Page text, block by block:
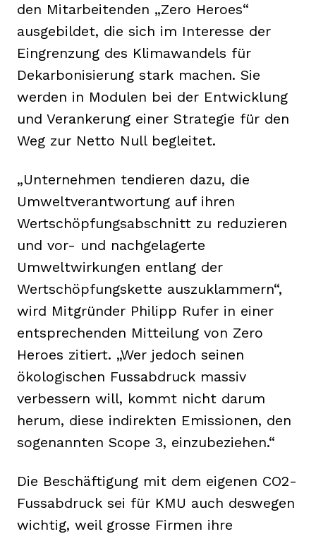
den Mitarbeitenden „Zero Heroes“
ausgebildet, die sich im Interesse der
Eingrenzung des Klimawandels für
Dekarbonisierung stark machen. Sie
werden in Modulen bei der Entwicklung
und Verankerung einer Strategie für den
Weg zur Netto Null begleitet.
„Unternehmen tendieren dazu, die
Umweltverantwortung auf ihren
Wertschöpfungsabschnitt zu reduzieren
und vor- und nachgelagerte
Umweltwirkungen entlang der
Wertschöpfungskette auszuklammern“,
wird Mitgründer Philipp Rufer in einer
entsprechenden Mitteilung von Zero
Heroes zitiert. „Wer jedoch seinen
ökologischen Fussabdruck massiv
verbessern will, kommt nicht darum
herum, diese indirekten Emissionen, den
sogenannten Scope 3, einzubeziehen.“
Die Beschäftigung mit dem eigenen CO2-
Fussabdruck sei für KMU auch deswegen
wichtig, weil grosse Firmen ihre